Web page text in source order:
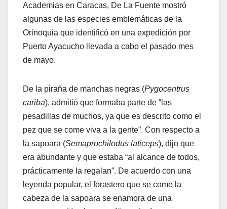
Academias en Caracas, De La Fuente mostró
algunas de las especies emblemáticas de la
Orinoquia que identificó en una expedición por
Puerto Ayacucho llevada a cabo el pasado mes
de mayo.
De la piraña de manchas negras (Pygocentrus
cariba), admitió que formaba parte de “las
pesadillas de muchos, ya que es descrito como el
pez que se come viva a la gente”. Con respecto a
la sapoara (Semaprochilodus laticeps), dijo que
era abundante y que estaba “al alcance de todos,
prácticamente la regalan”. De acuerdo con una
leyenda popular, el forastero que se come la
cabeza de la sapoara se enamora de una